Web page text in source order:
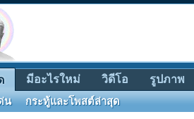
น กระทู้และโพสต์ล่าสุด
มีอะไรใหม่ วิดีโอ รูปภาพ